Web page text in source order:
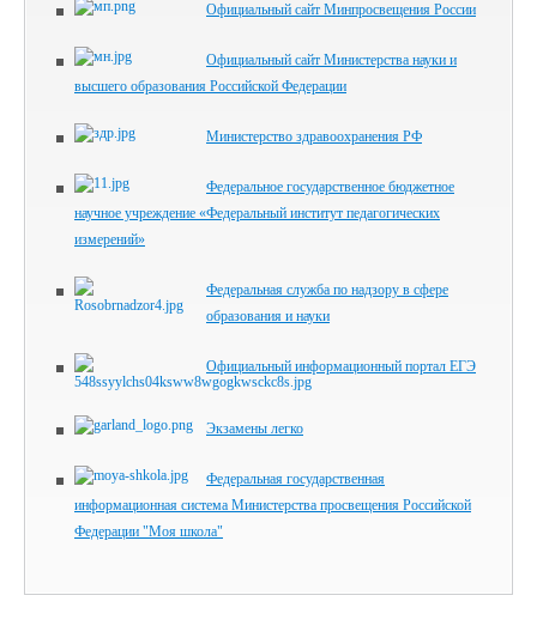
Официальный сайт Минпросвещения России
Официальный сайт Министерства науки и
высшего образования Российской Федерации
Министерство здравоохранения РФ
Федеральное государственное бюджетное
научное учреждение «Федеральный институт педагогических
измерений»
Федеральная служба по надзору в сфере
образования и науки
Официальный информационный портал ЕГЭ
Экзамены легко
Федеральная государственная
информационная система Министерства просвещения Российской
Федерации "Моя школа"